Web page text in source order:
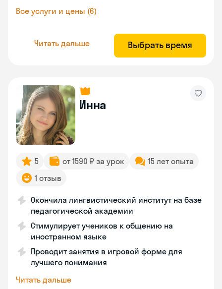
Все услуги и цены (6)
Читать дальше Выбрать время
Инна
5 от 1590 ₽ за урок
15 лет опыта
1 отзыв
Окончила лингвистический институт на базе
педагогической академии
Стимулирует учеников к общению на
иностранном языке
Проводит занятия в игровой форме для
лучшего понимания
Читать дальше